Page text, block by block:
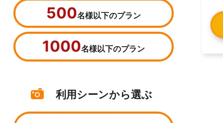
500名様以下のプラン
1000名様以下のプラン
利用シーンから選ぶ